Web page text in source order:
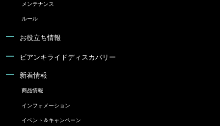
メンテナンス
ルール
お役立ち情報
ビアンキライドディスカバリー
新着情報
商品情報
インフォメーション
イベント＆キャンペーン